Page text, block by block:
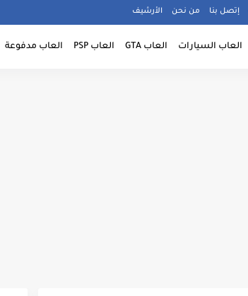
إتصل بنا من نحن الأرشيف
العاب السيارات العاب GTA العاب PSP العاب مدفوعة